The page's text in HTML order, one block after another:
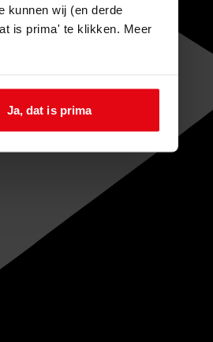
kunnen wij (en derde
is prima' te klikken. Meer
Ja, dat is prima